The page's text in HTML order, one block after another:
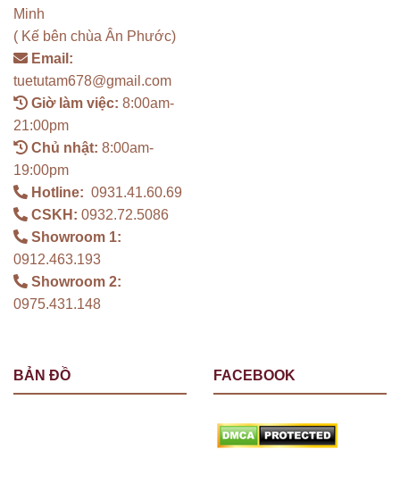
Minh
( Kế bên chùa Ân Phước)
Email:
tuetutam678@gmail.com
Giờ làm việc: 8:00am-
21:00pm
Chủ nhật: 8:00am-
19:00pm
Hotline: 0931.41.60.69
CSKH: 0932.72.5086
Showroom 1:
0912.463.193
Showroom 2:
0975.431.148
BẢN ĐỒ FACEBOOK